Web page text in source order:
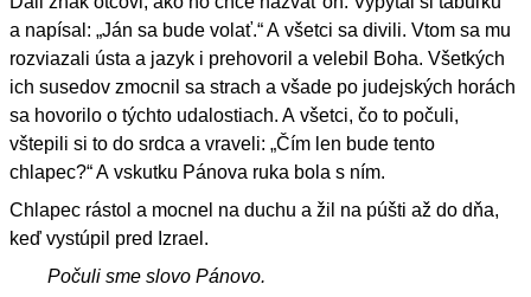
a napísal: „Ján sa bude volať.“ A všetci sa divili. Vtom sa mu
rozviazali ústa a jazyk i prehovoril a velebil Boha. Všetkých
ich susedov zmocnil sa strach a všade po judejských horách
sa hovorilo o týchto udalostiach. A všetci, čo to počuli,
vštepili si to do srdca a vraveli: „Čím len bude tento
chlapec?“ A vskutku Pánova ruka bola s ním.
Chlapec rástol a mocnel na duchu a žil na púšti až do dňa,
keď vystúpil pred Izrael.
Počuli sme slovo Pánovo.